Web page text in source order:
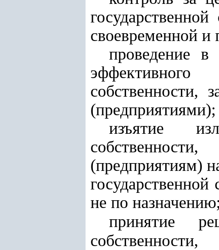
своевременной и
проведение в
эффективного
собственности,
(предприятиями);
изъятие
(предприятиям)
не по
принятие